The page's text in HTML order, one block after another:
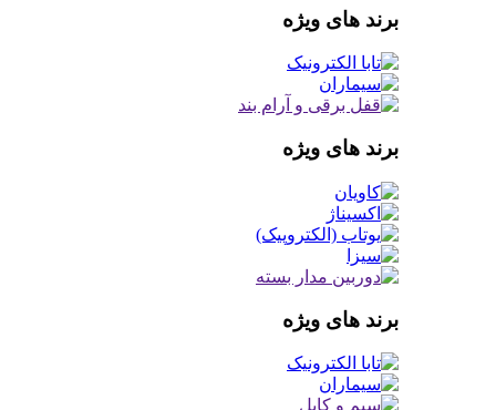
برند های ویژه
برند های ویژه
برند های ویژه